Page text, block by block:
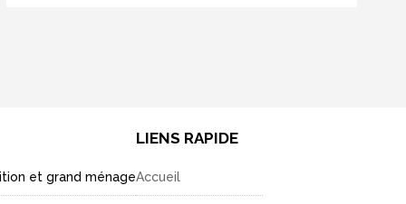
et grand ménage
LIENS RAPIDE
Accueil